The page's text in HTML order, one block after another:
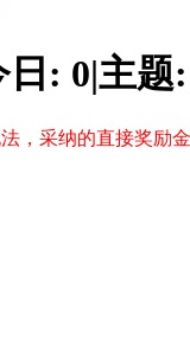
日: 0|主题:
，采纳的直接奖励金